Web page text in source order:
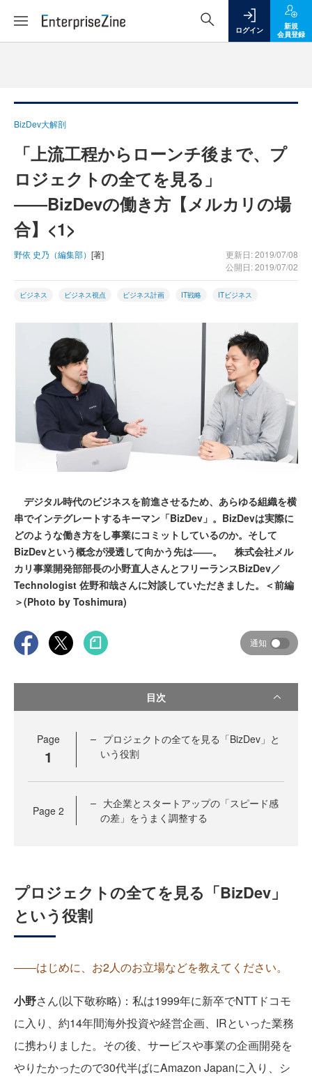
ログイン
新規
会員登録
BizDev大解剖
「上流工程からローンチ後まで、プ
ロジェクトの全てを見る」
――BizDevの働き方【メルカリの場
合】<1>
野依 史乃（編集部） [著]
更新日: 2019/07/08
公開日: 2019/07/02
ビジネス ビジネス視点 ビジネス計画 IT戦略 ITビジネス
デジタル時代のビジネスを前進させるため、あらゆる組織を横
串でインテグレートするキーマン「BizDev」。BizDevは実際に
どのような働き方をし事業にコミットしているのか。そして
BizDevという概念が浸透して向かう先は――。 株式会社メル
カリ事業開発部部長の小野直人さんとフリーランスBizDev／
Technologist 佐野和哉さんに対談していただきました。＜前編
＞(Photo by Toshimura)
通知
目次
Page
1
プロジェクトの全てを見る「BizDev」と
いう役割
Page 2
大企業とスタートアップの「スピード感
の差」をうまく調整する
プロジェクトの全てを見る「BizDev」
という役割
――はじめに、お2人のお立場などを教えてください。
小野さん(以下敬称略)：私は1999年に新卒でNTTドコモ
に入り、約14年間海外投資や経営企画、IRといった業務
に携わりました。その後、サービスや事業の企画開発を
やりたかったので30代半ばにAmazon Japanに入り、シ